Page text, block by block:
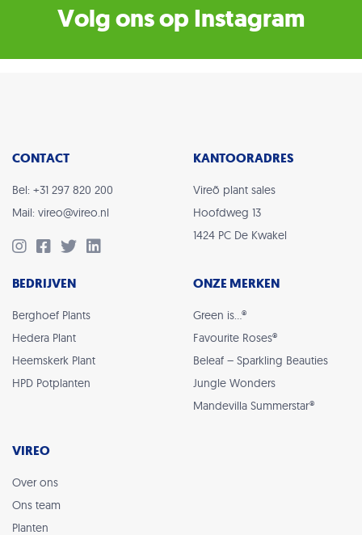
Volg ons op Instagram
CONTACT
Bel: +31 297 820 200
Mail: vireo@vireo.nl
KANTOORADRES
Vireõ plant sales
Hoofdweg 13
1424 PC De Kwakel
BEDRIJVEN
Berghoef Plants
Hedera Plant
Heemskerk Plant
HPD Potplanten
ONZE MERKEN
Green is…®
Favourite Roses®
Beleaf – Sparkling Beauties
Jungle Wonders
Mandevilla Summerstar®
VIREO
Over ons
Ons team
Planten